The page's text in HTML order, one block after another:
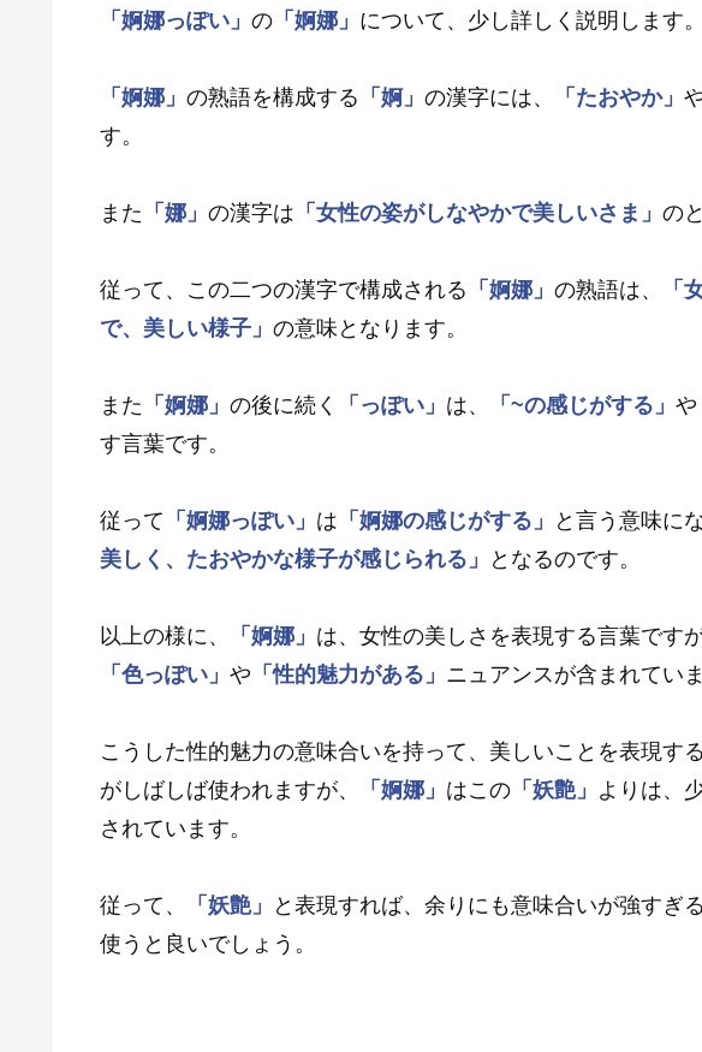
「婀娜っぽい」 の 「婀娜」 について、少し詳しく説明します。
「婀娜」 の熟語を構成する 「婀」 の漢字には、 「たおやか」
す。
また 「娜」 の漢字は 「女性の姿がしなやかで美しいさま」 の
従って、この二つの漢字で構成される 「婀娜」 の熟語は、
「
で、美しい様子」 の意味となります。
また 「婀娜」 の後に続く 「っぽい」 は、 「~の感じがする」 や
す言葉です。
従って 「婀娜っぽい」 は 「婀娜の感じがする」 と言う意味に
美しく、たおやかな様子が感じられる」
となるのです。
以上の様に、 「婀娜」 は、女性の美しさを表現する言葉です
「色っぽい」 や 「性的魅力がある」 ニュアンスが含まれていま
こうした性的魅力の意味合いを持って、美しいことを表現す
がしばしば使われますが、
「婀娜」 はこの 「妖艶」 よりは、
されています。
従って、 「妖艶」 と表現すれば、余りにも意味合いが強すぎ
使うと良いでしょう。